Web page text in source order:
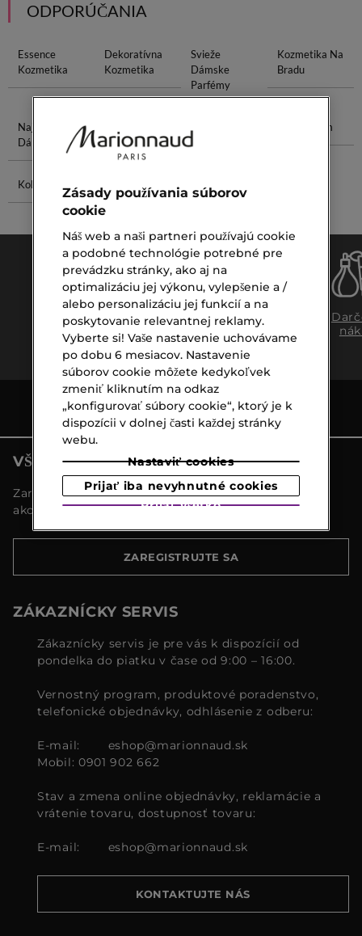
ODPORÚČANIA
Essence
Kozmetika
Dekoratívna
Kozmetika
Svieže
Dámske
Parfémy
Kozmetika Na
Bradu
Najlepšie
Dámske Vône
Regenerácia
Maska
Phyto Krém
Kokosový Olej
Calvin Klein
Doprava
zadarmo
nad €39,-
Expresný
osobný
odber
VŠETKY NOVINKY MARIONNAUD
Zaregistrujte sa a objavte naše najnovšie novinky a
akcie
ZAREGISTRUJTE SA
ZÁKAZNÍCKY SERVIS
Zákaznícky servis je pre vás k dispozícií od
pondelka do piatku v čase od 9:00 – 16:00.
Vernostný program, produktové poradenstvo,
telefonické objednávky, odhlásenie z odberu:
E-mail:
eshop@marionnaud.sk
Mobil: 0901 902 662
Stav a zmena online objednávky, reklamácie a
vrátenie tovaru, dostupnosť tovaru:
E-mail: eshop@marionnaud.sk
KONTAKTUJTE NÁS
Zásady používania súborov
cookie
Náš web a naši partneri používajú cookie
a podobné technológie potrebné pre
prevádzku stránky, ako aj na
optimalizáciu jej výkonu, vylepšenie a /
alebo personalizáciu jej funkcií a na
poskytovanie relevantnej reklamy.
Vyberte si! Vaše nastavenie uchovávame
po dobu 6 mesiacov. Nastavenie
súborov cookie môžete kedykoľvek
zmeniť kliknutím na odkaz
„konfigurovať súbory cookie“, ktorý je k
dispozícii v dolnej časti každej stránky
webu.
Nastaviť cookies
Prijať iba nevyhnutné cookies
Prijať všetko